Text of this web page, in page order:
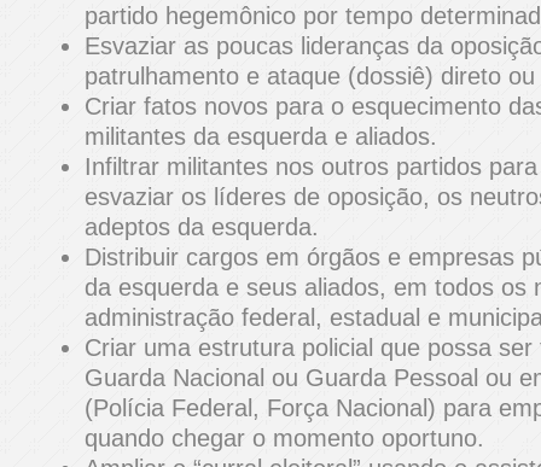
partido hegemônico por tempo
Esvaziar as poucas lideranças da
patrulhamento e ataque (dossiê) direto
Criar fatos novos para o esquecimento
militantes da esquerda e aliados.
Infiltrar militantes nos outros partidos
esvaziar os líderes de oposição, os
adeptos da esquerda.
Distribuir cargos em órgãos e empresas
da esquerda e seus aliados, em todos os
administração federal, estadual e
Criar uma estrutura policial que possa
Guarda Nacional ou Guarda Pessoal ou
(Polícia Federal, Força Nacional) para
quando chegar o momento oportuno.